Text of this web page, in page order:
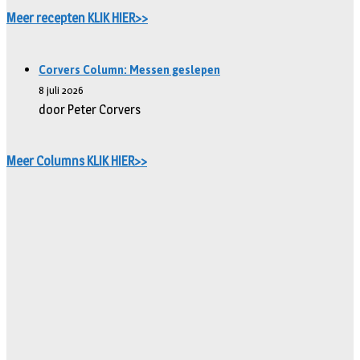
Meer recepten KLIK HIER>>
Corvers Column: Messen geslepen
8 juli 2026
door Peter Corvers
Meer Columns KLIK HIER>>